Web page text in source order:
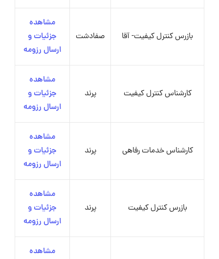
بازرس کنترل کیفیت- آقا صفادشت
مشاهده
جزئیات و
ارسال رزومه
کارشناس کنترل کیفیت پرند
مشاهده
جزئیات و
ارسال رزومه
کارشناس خدمات رفاهی پرند
مشاهده
جزئیات و
ارسال رزومه
بازرس کنترل کیفیت پرند
مشاهده
جزئیات و
ارسال رزومه
مشاهده